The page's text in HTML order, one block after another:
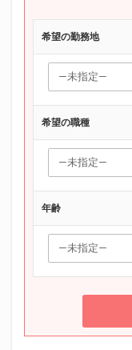
希望の勤務地
希望の職種
年齢